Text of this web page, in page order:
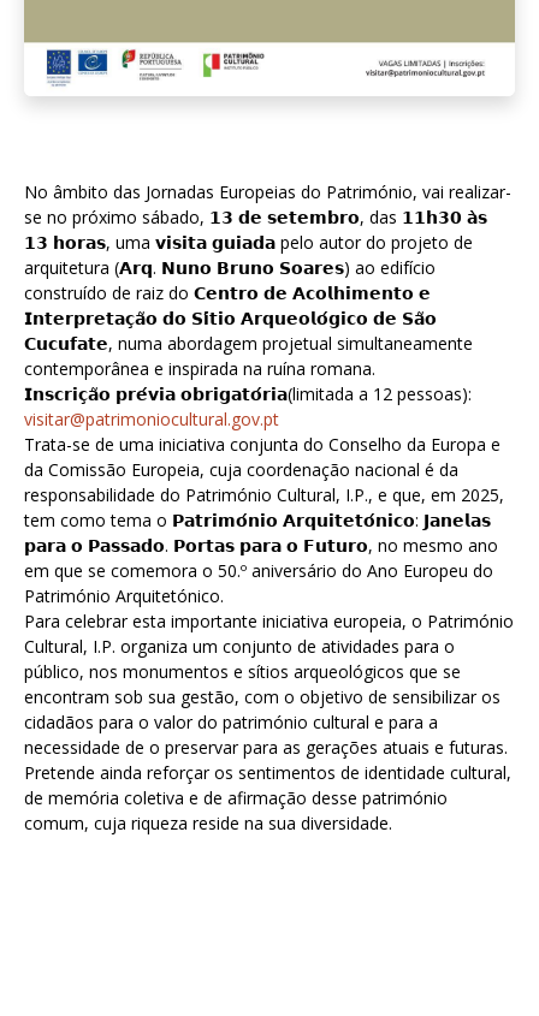
No âmbito das Jornadas Europeias do Património, vai realizar-
se no próximo sábado, 𝟭𝟯 𝗱𝗲 𝘀𝗲𝘁𝗲𝗺𝗯𝗿𝗼, das 𝟭𝟭𝗵𝟯𝟬 𝗮̀𝘀
𝟭𝟯 𝗵𝗼𝗿𝗮𝘀, uma 𝘃𝗶𝘀𝗶𝘁𝗮 𝗴𝘂𝗶𝗮𝗱𝗮 pelo autor do projeto de
arquitetura (𝗔𝗿𝗾. 𝗡𝘂𝗻𝗼 𝗕𝗿𝘂𝗻𝗼 𝗦𝗼𝗮𝗿𝗲𝘀) ao edifício
construído de raiz do 𝗖𝗲𝗻𝘁𝗿𝗼 𝗱𝗲 𝗔𝗰𝗼𝗹𝗵𝗶𝗺𝗲𝗻𝘁𝗼 𝗲
𝗜𝗻𝘁𝗲𝗿𝗽𝗿𝗲𝘁𝗮𝗰̧𝗮̃𝗼 𝗱𝗼 𝗦𝗶́𝘁𝗶𝗼 𝗔𝗿𝗾𝘂𝗲𝗼𝗹𝗼́𝗴𝗶𝗰𝗼 𝗱𝗲 𝗦𝗮̃𝗼
𝗖𝘂𝗰𝘂𝗳𝗮𝘁𝗲, numa abordagem projetual simultaneamente
contemporânea e inspirada na ruína romana.
𝗜𝗻𝘀𝗰𝗿𝗶𝗰̧𝗮̃𝗼 𝗽𝗿𝗲́𝘃𝗶𝗮 𝗼𝗯𝗿𝗶𝗴𝗮𝘁𝗼́𝗿𝗶𝗮(limitada a 12 pessoas):
visitar@patrimoniocultural.gov.pt
Trata-se de uma iniciativa conjunta do Conselho da Europa e
da Comissão Europeia, cuja coordenação nacional é da
responsabilidade do Património Cultural, I.P., e que, em 2025,
tem como tema o 𝗣𝗮𝘁𝗿𝗶𝗺𝗼́𝗻𝗶𝗼 𝗔𝗿𝗾𝘂𝗶𝘁𝗲𝘁𝗼́𝗻𝗶𝗰𝗼: 𝗝𝗮𝗻𝗲𝗹𝗮𝘀
𝗽𝗮𝗿𝗮 𝗼 𝗣𝗮𝘀𝘀𝗮𝗱𝗼. 𝗣𝗼𝗿𝘁𝗮𝘀 𝗽𝗮𝗿𝗮 𝗼 𝗙𝘂𝘁𝘂𝗿𝗼, no mesmo ano
em que se comemora o 50.º aniversário do Ano Europeu do
Património Arquitetónico.
Para celebrar esta importante iniciativa europeia, o Património
Cultural, I.P. organiza um conjunto de atividades para o
público, nos monumentos e sítios arqueológicos que se
encontram sob sua gestão, com o objetivo de sensibilizar os
cidadãos para o valor do património cultural e para a
necessidade de o preservar para as gerações atuais e futuras.
Pretende ainda reforçar os sentimentos de identidade cultural,
de memória coletiva e de afirmação desse património
comum, cuja riqueza reside na sua diversidade.